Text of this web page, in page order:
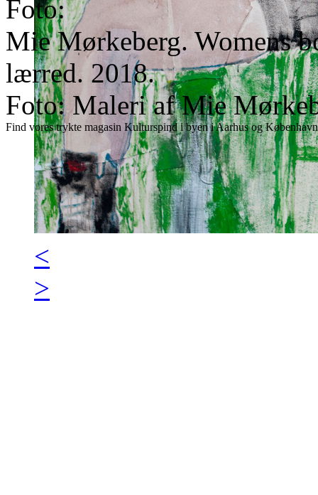
<
>
Foto:
Mie Mørkeberg. Womens
lærred. 2018.
Foto: Maleri af Mie
Find vores trykte magasin Kulturspind i byen i Aarhus og København